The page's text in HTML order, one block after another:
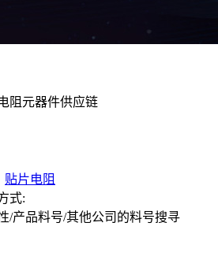
阻元器件供应链
贴片电阻
式:
/产品料号/其他公司的料号搜寻